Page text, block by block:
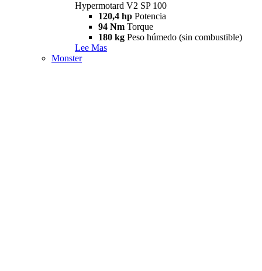
Hypermotard V2 SP 100
120,4 hp Potencia
94 Nm Torque
180 kg Peso húmedo (sin combustible)
Lee Mas
Monster